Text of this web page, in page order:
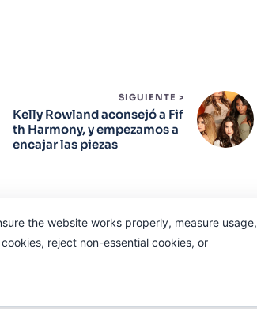
SIGUIENTE >
Kelly Rowland aconsejó a Fif
th Harmony, y empezamos a
encajar las piezas
the website works properly, measure usage,
reject non-essential cookies, or